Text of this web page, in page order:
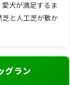
犬が満足するま
と人工芝が敷か
グラン